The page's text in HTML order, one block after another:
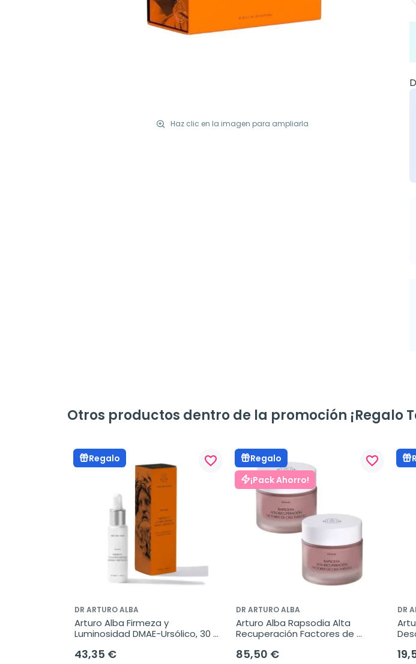
Haz clic en la imagen para ampliarla
Otros productos dentro de la promoción ¡Regalo
Regalo favorite_border
DR ARTURO ALBA
Arturo Alba Firmeza y
Luminosidad DMAE-Ursólico, 30
43,35 €
Regalo
¡Pack Ahorro!
favorite_border
DR ARTURO ALBA
Arturo Alba Rapsodia Alta
Recuperación Factores de
ml
85,50 €
DR